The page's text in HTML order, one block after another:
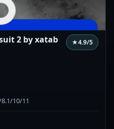
2 by xatab ★4.9/5
10/11